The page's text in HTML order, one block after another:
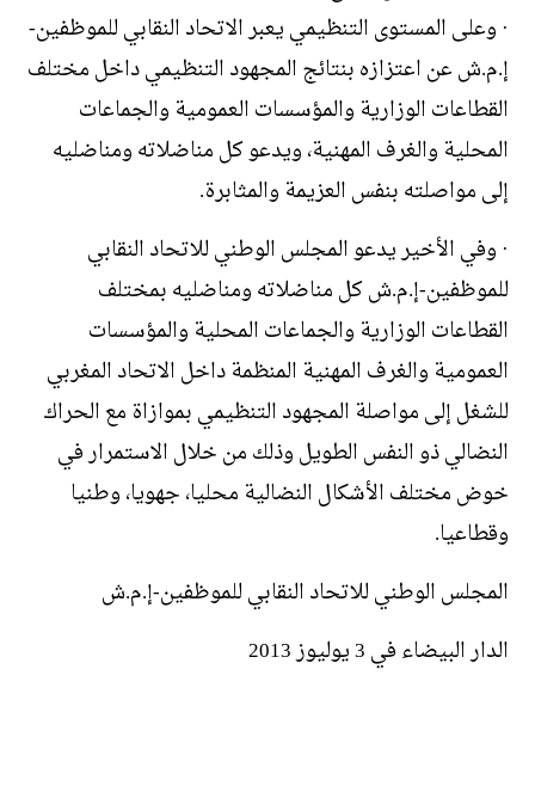
· وعلى المستوى التنظيمي يعبر الاتحاد النقابي للموظفين-
إ.م.ش عن اعتزازه بنتائج المجهود التنظيمي داخل مختلف
القطاعات الوزارية والمؤسسات العمومية والجماعات
المحلية والغرف المهنية، ويدعو كل مناضلاته ومناضليه
إلى مواصلته بنفس العزيمة والمثابرة.
· وفي الأخير يدعو المجلس الوطني للاتحاد النقابي
للموظفين-إ.م.ش كل مناضلاته ومناضليه بمختلف
القطاعات الوزارية والجماعات المحلية والمؤسسات
العمومية والغرف المهنية المنظمة داخل الاتحاد المغربي
للشغل إلى مواصلة المجهود التنظيمي بموازاة مع الحراك
النضالي ذو النفس الطويل وذلك من خلال الاستمرار في
خوض مختلف الأشكال النضالية محليا، جهويا، وطنيا
وقطاعيا.
المجلس الوطني للاتحاد النقابي للموظفين-إ.م.ش
الدار البيضاء في 3 يوليوز 2013